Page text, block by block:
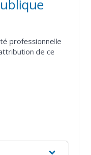
professionnelle
de ce